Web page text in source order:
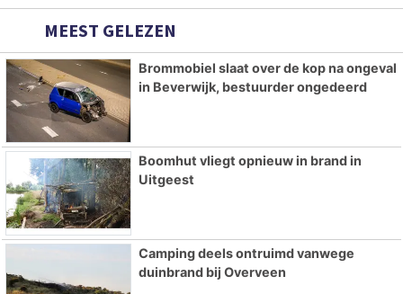
MEEST GELEZEN
Brommobiel slaat over de kop na ongeval
in Beverwijk, bestuurder ongedeerd
Boomhut vliegt opnieuw in brand in
Uitgeest
Camping deels ontruimd vanwege
duinbrand bij Overveen